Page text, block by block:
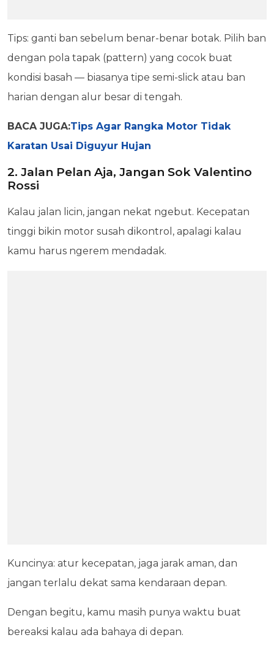
Tips: ganti ban sebelum benar-benar botak. Pilih ban
dengan pola tapak (pattern) yang cocok buat
kondisi basah — biasanya tipe semi-slick atau ban
harian dengan alur besar di tengah.
BACA JUGA:Tips Agar Rangka Motor Tidak
Karatan Usai Diguyur Hujan
2. Jalan Pelan Aja, Jangan Sok Valentino
Rossi
Kalau jalan licin, jangan nekat ngebut. Kecepatan
tinggi bikin motor susah dikontrol, apalagi kalau
kamu harus ngerem mendadak.
Kuncinya: atur kecepatan, jaga jarak aman, dan
jangan terlalu dekat sama kendaraan depan.
Dengan begitu, kamu masih punya waktu buat
bereaksi kalau ada bahaya di depan.